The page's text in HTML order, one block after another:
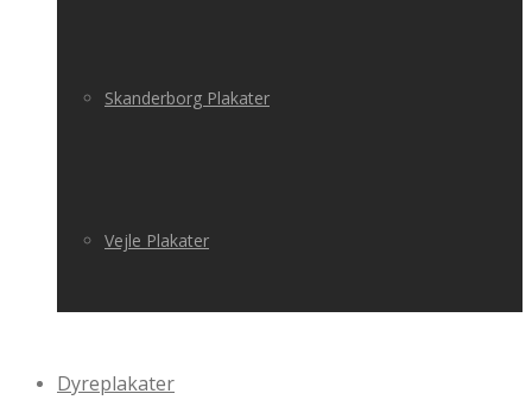
Skanderborg Plakater
Vejle Plakater
Dyreplakater